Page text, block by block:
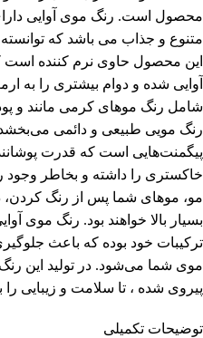
محصول است. رنگ موی آوایی
متنوع و جذاب می باشد که
این محصول حاوی نرم کننده
آوایی شده و دوام بیشتری را به
شامل رنگ موهای کرمی مانند و
رنگ مویی طبیعی و دائمی می‌بخشد.
پیگمنت‌هایی است که قدرت
خاکستری را داشته و بخاطر وجود
مو، موهای شما پس از رنگ
بسیار بالا خواهند بود. رنگ موی
ترکیبات خود بوده که باعث
موی شما می‌شود. در تولید این رنگ
پیروی شده ، تا سلامت و زیبایی
توضیحات تکمیلی